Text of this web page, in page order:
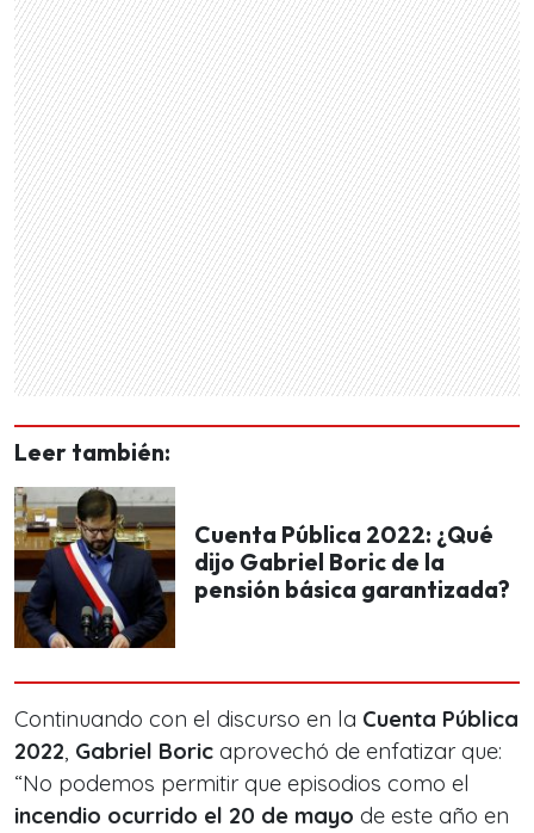
Leer también:
Cuenta Pública 2022: ¿Qué
dijo Gabriel Boric de la
pensión básica garantizada?
Continuando con el discurso en la Cuenta Pública
2022, Gabriel Boric aprovechó de enfatizar que:
“No podemos permitir que episodios como el
incendio ocurrido el 20 de mayo de este año en